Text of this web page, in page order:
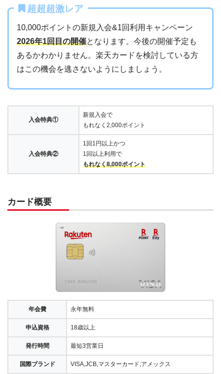
超超超激レア
10,000ポイントの新規入会&1回利用キャンペーン
2026年1回目の開催となります。今後の開催予定も
あるかわかりません。楽天カードを検討している方
はこの機会を逃さないようにしましょう。
入会特典①
新規入会で
もれなく2,000ポイント
入会特典②
1回1円以上かつ
1回以上利用で
もれなく8,000ポイント
カード概要
年会費 永年無料
申込資格 18歳以上
発行時間 最短3営業日
国際ブランド VISA,JCB,マスターカード,アメックス